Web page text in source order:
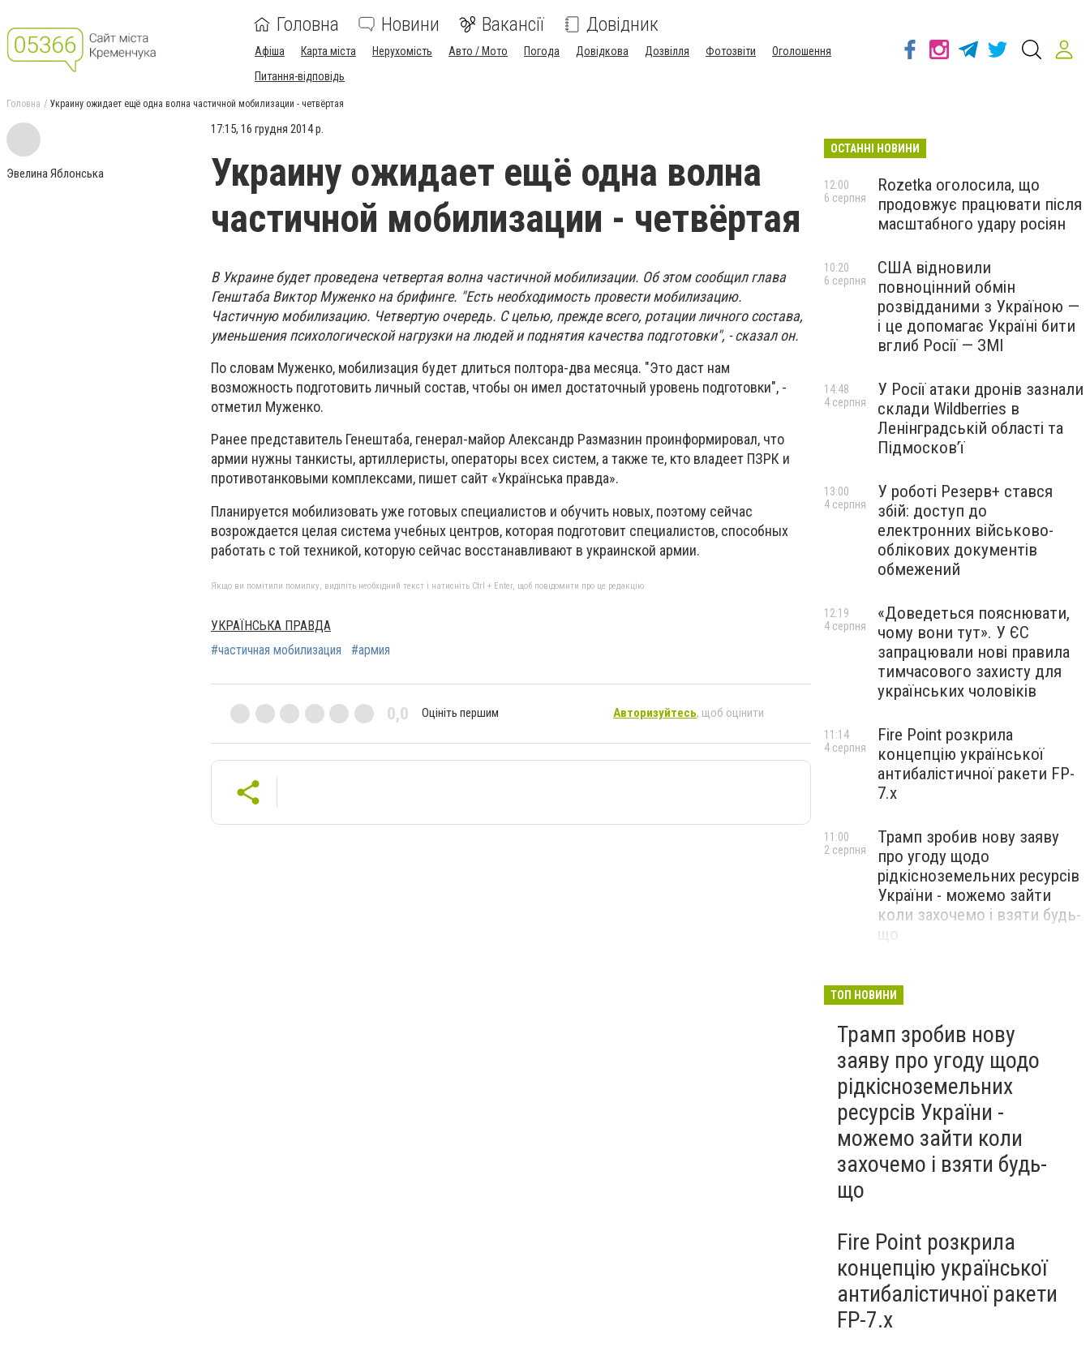
Головна Новини Вакансії Довідник
Афіша Карта міста Нерухомість Авто / Мото Погода Довідкова Дозвілля Фотозвіти
Оголошення
Питання-відповідь
Головна Украину ожидает ещё одна волна частичной мобилизации - четвёртая
Эвелина Яблонська
17:15, 16 грудня 2014 р.
Украину ожидает ещё одна волна
частичной мобилизации - четвёртая
В Украине будет проведена четвертая волна частичной мобилизации. Об этом сообщил глава
Генштаба Виктор Муженко на брифинге. "Есть необходимость провести мобилизацию.
Частичную мобилизацию. Четвертую очередь. С целью, прежде всего, ротации личного состава,
уменьшения психологической нагрузки на людей и поднятия качества подготовки", - сказал он.
По словам Муженко, мобилизация будет длиться полтора-два месяца. "Это даст нам
возможность подготовить личный состав, чтобы он имел достаточный уровень подготовки", -
отметил Муженко.
Ранее представитель Генештаба, генерал-майор Александр Размазнин проинформировал, что
армии нужны танкисты, артиллеристы, операторы всех систем, а также те, кто владеет ПЗРК и
противотанковыми комплексами, пишет сайт «Українська правда».
Планируется мобилизовать уже готовых специалистов и обучить новых, поэтому сейчас
возрождается целая система учебных центров, которая подготовит специалистов, способных
работать с той техникой, которую сейчас восстанавливают в украинской армии.
Якщо ви помітили помилку, виділіть необхідний текст і натисніть Ctrl + Enter, щоб повідомити про це редакцію
УКРАЇНСЬКА ПРАВДА
#частичная мобилизация
#армия
0,0 Оцініть першим Авторизуйтесь, щоб оцінити
ОСТАННІ НОВИНИ
Rozetka оголосила, що
продовжує працювати після
масштабного удару росіян
12:00
6 серпня
США відновили
повноцінний обмін
розвідданими з Україною —
і це допомагає Україні бити
вглиб Росії — ЗМІ
10:20
6 серпня
У Росії атаки дронів зазнали
склади Wildberries в
Ленінградській області та
Підмосков’ї
14:48
4 серпня
У роботі Резерв+ стався
збій: доступ до
електронних військово-
облікових документів
обмежений
13:00
4 серпня
«Доведеться пояснювати,
чому вони тут». У ЄС
запрацювали нові правила
тимчасового захисту для
українських чоловіків
12:19
4 серпня
Fire Point розкрила
концепцію української
антибалістичної ракети FP-
7.x
11:14
4 серпня
Трамп зробив нову заяву
про угоду щодо
рідкісноземельних ресурсів
України - можемо зайти
коли захочемо і взяти будь-
що
11:00
2 серпня
призов”: ДБР проводить
ТЦК по всій Україні
31 липня
ТОП НОВИНИ
Трамп зробив нову
заяву про угоду щодо
рідкісноземельних
ресурсів України -
можемо зайти коли
захочемо і взяти будь-
що
Fire Point розкрила
концепцію української
антибалістичної ракети
FP-7.x